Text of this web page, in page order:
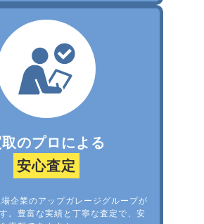
取のプロによる
安心査定
企業のアップガレージグループが
。豊富な実績と丁寧な査定で、安